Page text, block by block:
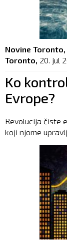
Novine
Toronto, 20. jul
Ko
Evrope?
Revolucija čiste
koji njome